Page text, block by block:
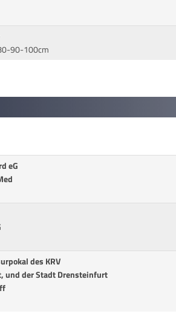
90-100cm
eG
des KRV
und der Stadt Drensteinfurt